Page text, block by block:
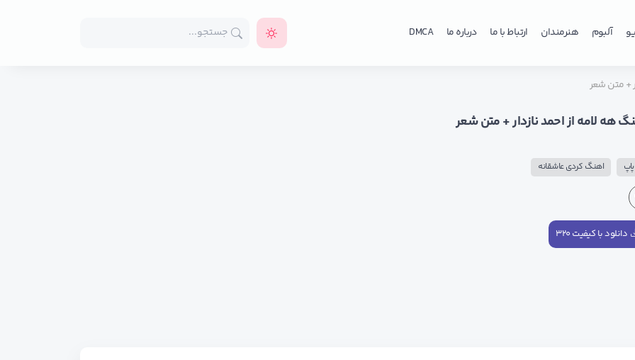
آلبوم هنرمندان ارتباط با ما درباره ما DMCA
+ متن شعر
هه لامه از احمد نازدار + متن شعر
اهنگ کردی عاشقانه
دانلود با کیفیت ۳۲۰